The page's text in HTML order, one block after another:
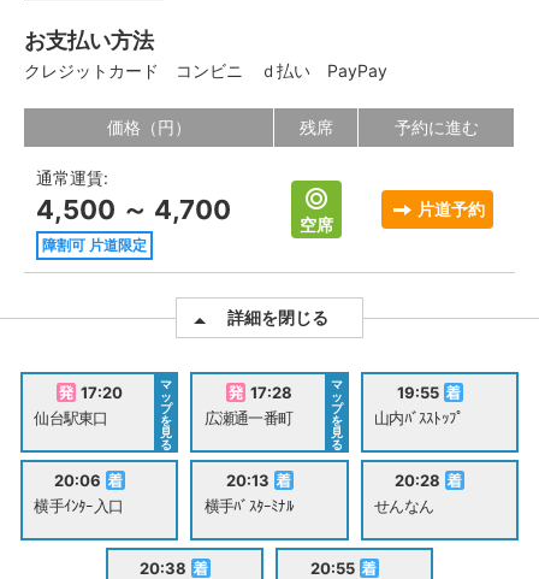
お支払い方法
クレジットカード コンビニ ｄ払い PayPay
価格（円） 残席 予約に進む
通常運賃:
4,500 ～ 4,700
障割可 片道限定
空席
片道予約
詳細を閉じる
17:20
仙台駅東口
マ
ッ
プ
を
見
る
17:28
広瀬通一番町
マ
ッ
プ
を
見
る
19:55
山内ﾊﾞｽｽﾄｯﾌﾟ
20:06
横手ｲﾝﾀｰ入口
20:13
横手ﾊﾞｽﾀｰﾐﾅﾙ
20:28
せんなん
20:38
20:55